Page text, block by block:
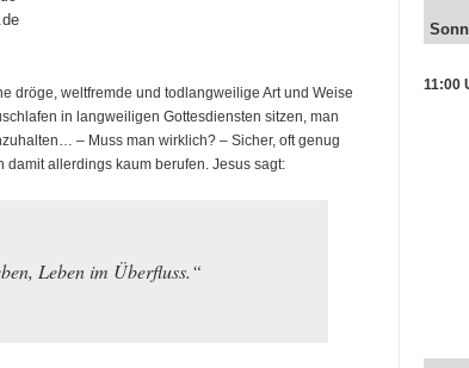
dröge, weltfremde und todlangweilige Art und Weise
in langweiligen Gottesdiensten sitzen, man
– Muss man wirklich? – Sicher, oft genug
damit allerdings kaum berufen. Jesus sagt:
Leben im Überfluss.“
11:00